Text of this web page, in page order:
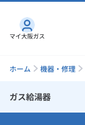
マイ大阪ガス
ホーム 機器・修理
ガス給湯器